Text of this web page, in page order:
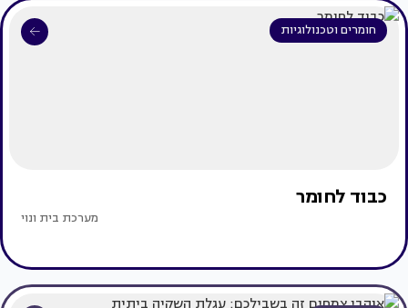
חומרים וטכנולוגיות
כבוד לחומר
מערכת בית ונוי